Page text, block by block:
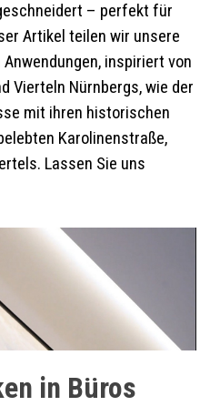
– perfekt für
Artikel teilen wir unsere
inspiriert von
Vierteln Nürnbergs, wie der
mit ihren historischen
Karolinenstraße,
Lassen Sie uns
in Büros